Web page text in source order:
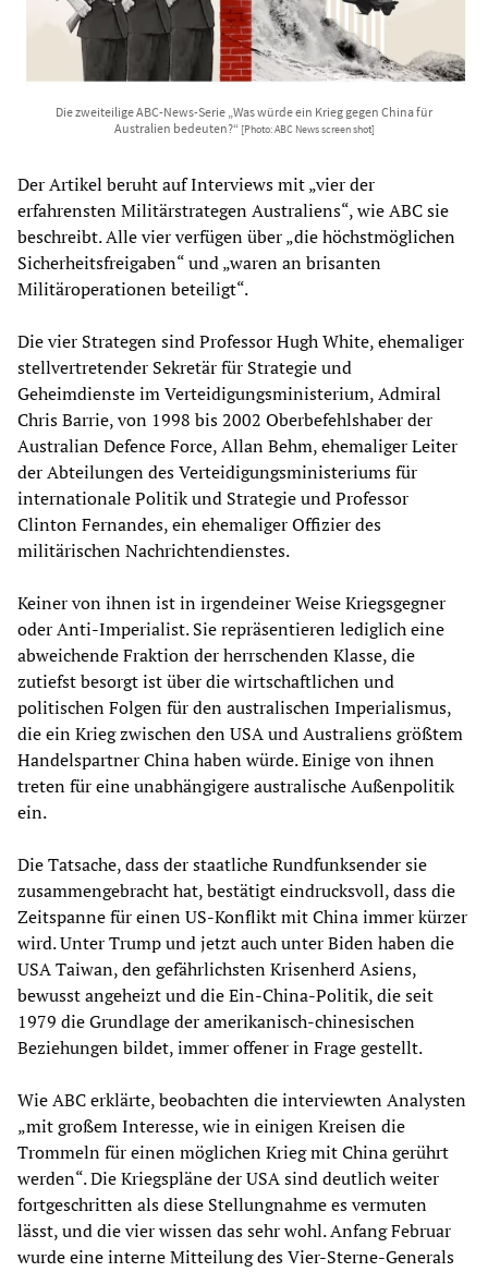
Die zweiteilige ABC-News-Serie „Was würde ein Krieg gegen China für
Australien bedeuten?“ [Photo: ABC News screen shot]
Der Artikel beruht auf Interviews mit „vier der
erfahrensten Militärstrategen Australiens“, wie ABC sie
beschreibt. Alle vier verfügen über „die höchstmöglichen
Sicherheitsfreigaben“ und „waren an brisanten
Militäroperationen beteiligt“.
Die vier Strategen sind Professor Hugh White, ehemaliger
stellvertretender Sekretär für Strategie und
Geheimdienste im Verteidigungsministerium, Admiral
Chris Barrie, von 1998 bis 2002 Oberbefehlshaber der
Australian Defence Force, Allan Behm, ehemaliger Leiter
der Abteilungen des Verteidigungsministeriums für
internationale Politik und Strategie und Professor
Clinton Fernandes, ein ehemaliger Offizier des
militärischen Nachrichtendienstes.
Keiner von ihnen ist in irgendeiner Weise Kriegsgegner
oder Anti-Imperialist. Sie repräsentieren lediglich eine
abweichende Fraktion der herrschenden Klasse, die
zutiefst besorgt ist über die wirtschaftlichen und
politischen Folgen für den australischen Imperialismus,
die ein Krieg zwischen den USA und Australiens größtem
Handelspartner China haben würde. Einige von ihnen
treten für eine unabhängigere australische Außenpolitik
ein.
Die Tatsache, dass der staatliche Rundfunksender sie
zusammengebracht hat, bestätigt eindrucksvoll, dass die
Zeitspanne für einen US-Konflikt mit China immer kürzer
wird. Unter Trump und jetzt auch unter Biden haben die
USA Taiwan, den gefährlichsten Krisenherd Asiens,
bewusst angeheizt und die Ein-China-Politik, die seit
1979 die Grundlage der amerikanisch-chinesischen
Beziehungen bildet, immer offener in Frage gestellt.
Wie ABC erklärte, beobachten die interviewten Analysten
„mit großem Interesse, wie in einigen Kreisen die
Trommeln für einen möglichen Krieg mit China gerührt
werden“. Die Kriegspläne der USA sind deutlich weiter
fortgeschritten als diese Stellungnahme es vermuten
lässt, und die vier wissen das sehr wohl. Anfang Februar
wurde eine interne Mitteilung des Vier-Sterne-Generals